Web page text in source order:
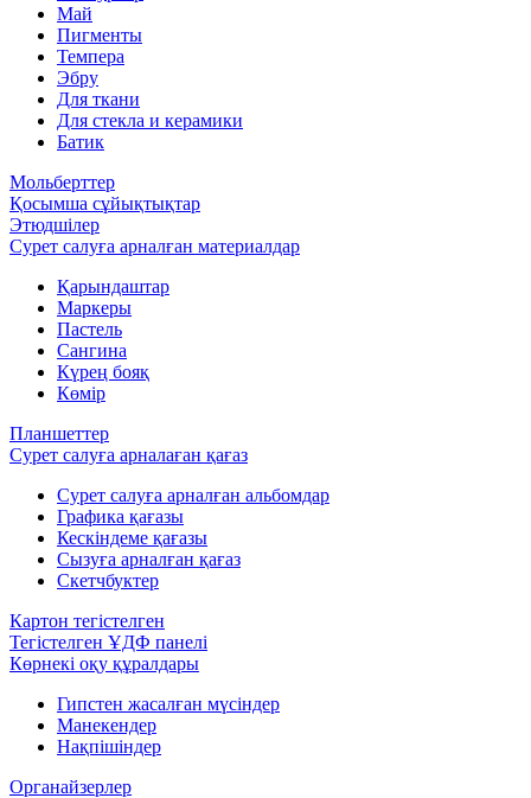
Май
Пигменты
Темпера
Эбру
Для ткани
Для стекла и керамики
Батик
Мольберттер
Қосымша сұйықтықтар
Этюдшілер
Сурет салуға арналған материалдар
Қарындаштар
Маркеры
Пастель
Сангина
Күрең бояқ
Көмір
Планшеттер
Сурет салуға арналаған қағаз
Сурет салуға арналған альбомдар
Графика қағазы
Кескіндеме қағазы
Сызуға арналған қағаз
Скетчбуктер
Картон тегістелген
Тегістелген ҰДФ панелі
Көрнекі оқу құралдары
Гипстен жасалған мүсіндер
Манекендер
Нақпішіндер
Органайзерлер